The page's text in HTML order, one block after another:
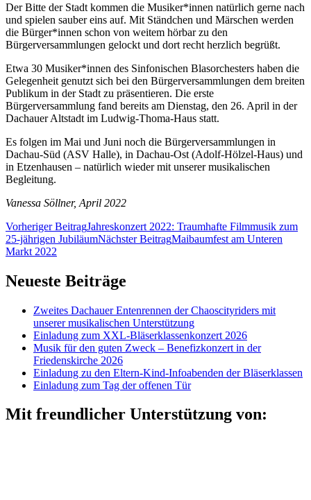
Der Bitte der Stadt kommen die Musiker*innen natürlich gerne nach
und spielen sauber eins auf. Mit Ständchen und Märschen werden
die Bürger*innen schon von weitem hörbar zu den
Bürgerversammlungen gelockt und dort recht herzlich begrüßt.
Etwa 30 Musiker*innen des Sinfonischen Blasorchesters haben die
Gelegenheit genutzt sich bei den Bürgerversammlungen dem breiten
Publikum in der Stadt zu präsentieren. Die erste
Bürgerversammlung fand bereits am Dienstag, den 26. April in der
Dachauer Altstadt im Ludwig-Thoma-Haus statt.
Es folgen im Mai und Juni noch die Bürgerversammlungen in
Dachau-Süd (ASV Halle), in Dachau-Ost (Adolf-Hölzel-Haus) und
in Etzenhausen – natürlich wieder mit unserer musikalischen
Begleitung.
Vanessa Söllner, April 2022
Beitragsnavigation
Vorheriger BeitragJahreskonzert 2022: Traumhafte Filmmusik zum
25-jährigen JubiläumNächster BeitragMaibaumfest am Unteren
Markt 2022
Neueste Beiträge
Zweites Dachauer Entenrennen der Chaoscityriders mit
unserer musikalischen Unterstützung
Einladung zum XXL-Bläserklassenkonzert 2026
Musik für den guten Zweck – Benefizkonzert in der
Friedenskirche 2026
Einladung zu den Eltern-Kind-Infoabenden der Bläserklassen
Einladung zum Tag der offenen Tür
Mit freundlicher Unterstützung von: